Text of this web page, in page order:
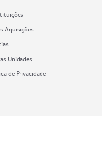
Aquisições
Unidades
de Privacidade